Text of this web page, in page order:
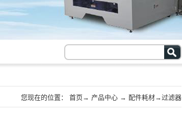
您现在的位置： 首页→ 产品中心 → 配件耗材→过滤器